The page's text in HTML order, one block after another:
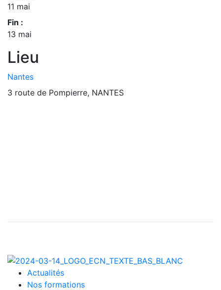
11 mai
Fin :
13 mai
Lieu
Nantes
3 route de Pompierre, NANTES
Actualités
Nos formations